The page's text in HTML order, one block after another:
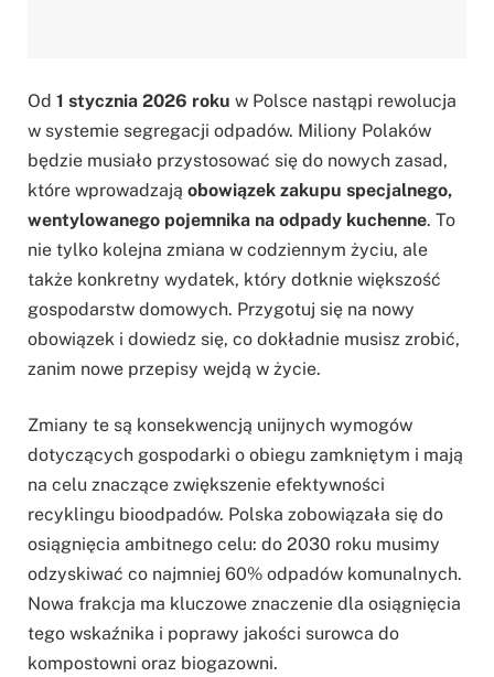
Od 1 stycznia 2026 roku w Polsce nastąpi rewolucja
w systemie segregacji odpadów. Miliony Polaków
będzie musiało przystosować się do nowych zasad,
które wprowadzają obowiązek zakupu specjalnego,
wentylowanego pojemnika na odpady kuchenne. To
nie tylko kolejna zmiana w codziennym życiu, ale
także konkretny wydatek, który dotknie większość
gospodarstw domowych. Przygotuj się na nowy
obowiązek i dowiedz się, co dokładnie musisz zrobić,
zanim nowe przepisy wejdą w życie.
Zmiany te są konsekwencją unijnych wymogów
dotyczących gospodarki o obiegu zamkniętym i mają
na celu znaczące zwiększenie efektywności
recyklingu bioodpadów. Polska zobowiązała się do
osiągnięcia ambitnego celu: do 2030 roku musimy
odzyskiwać co najmniej 60% odpadów komunalnych.
Nowa frakcja ma kluczowe znaczenie dla osiągnięcia
tego wskaźnika i poprawy jakości surowca do
kompostowni oraz biogazowni.